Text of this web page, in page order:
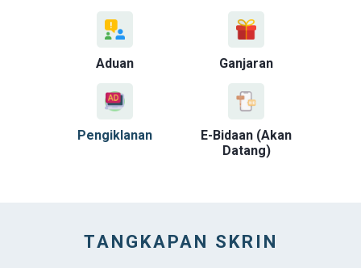
Aduan Ganjaran
Pengiklanan
E-Bidaan (Akan
Datang)
TANGKAPAN SKRIN